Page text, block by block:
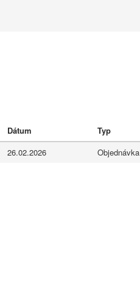
Dátum
Typ
26.02.2026 Objednávka